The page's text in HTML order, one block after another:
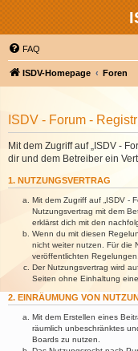
FAQ
ISDV-Homepage Foren
ISDV - Forum -
Mit dem Zugriff auf „ISDV -
dir und dem Betreiber ein
1. NUTZUNGSVERTRAG
Mit dem Zugriff auf „ISDV -
Nutzungsvertrag mit dem
erklärst dich mit den
Wenn du mit diesen
nicht weiter nutzen. Für die
veröffentlichten Regelungen.
Der Nutzungsvertrag wird
Seiten ohne Einhaltung
2. EINRÄUMUNG VON
Mit dem Erstellen eines
räumlich unbeschränktes
Boards zu nutzen.